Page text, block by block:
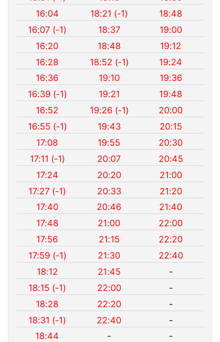
16:04
18:21 (-1)
18:48
16:07 (-1)
18:37
19:00
16:20
18:48
19:12
16:28
18:52 (-1)
19:24
16:36
19:10
19:36
16:39 (-1)
19:21
19:48
16:52
19:26 (-1)
20:00
16:55 (-1)
19:43
20:15
17:08
19:55
20:30
17:11 (-1)
20:07
20:45
17:24
20:20
21:00
17:27 (-1)
20:33
21:20
17:40
20:46
21:40
17:48
21:00
22:00
17:56
21:15
22:20
17:59 (-1)
21:30
22:40
18:12
21:45
-
18:15 (-1)
22:00
-
18:28
22:20
-
18:31 (-1)
22:40
-
18:44
-
-